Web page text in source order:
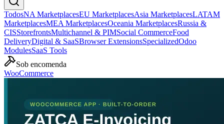
TodosNA MarketplacesEU MarketplacesAsia MarketplacesLATAM
MarketplacesMEA MarketplacesOceania MarketplacesRussia &
CISStorefrontsMultichannel & PIMSocial CommerceFood
DeliveryDigital & SaaSBrowser ExtensionsSpecializedOdoo
ModulesSaaS Tools
Sob encomenda
WooCommerce